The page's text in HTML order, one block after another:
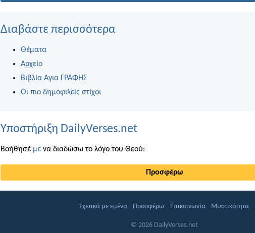
Διαβάστε περισσότερα
Θέματα
Αρχείο
Βιβλία Αγια ΓΡΑΦΗΣ
Οι πιο δημοφιλείς στίχοι
Υποστήριξη DailyVerses.net
Βοήθησέ με να διαδώσω το λόγο του Θεού:
Προσφέρω
Σχετικά με εμένα Προσφέρω Επικοινωνία Μυστικότητα
© 2026 DailyVerses.net